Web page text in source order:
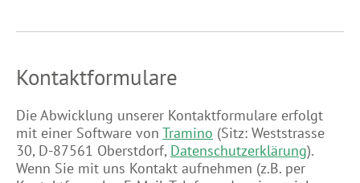
Kontaktformulare
Die Abwicklung unserer Kontaktformulare erfolgt
mit einer Software von Tramino (Sitz: Weststrasse
30, D-87561 Oberstdorf, Datenschutzerklärung).
Wenn Sie mit uns Kontakt aufnehmen (z.B. per